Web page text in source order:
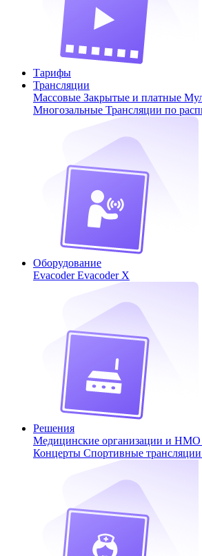
Тарифы
Трансляции
Массовые Закрытые и платные
Многозальные Трансляции по
Оборудование
EvacoderEvacoder X
Решения
Медицинские организации и НМО
Концерты Спортивные трансляции